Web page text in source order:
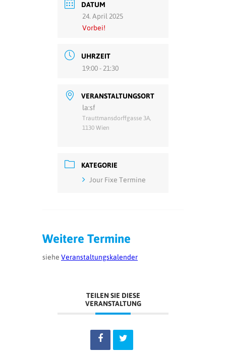
DATUM
24. April 2025
Vorbei!
UHRZEIT
19:00 - 21:30
VERANSTALTUNGSORT
la:sf
Trauttmansdorffgasse 3A,
1130 Wien
KATEGORIE
Jour Fixe Termine
Weitere Termine
siehe Veranstaltungskalender
TEILEN SIE DIESE
VERANSTALTUNG